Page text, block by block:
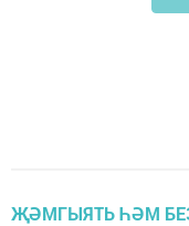
ҖӘМГЫЯТЬ ҺӘМ